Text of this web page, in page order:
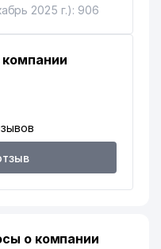
261 м
266 м
312 м
325 м
2025 г.): 906
о компании